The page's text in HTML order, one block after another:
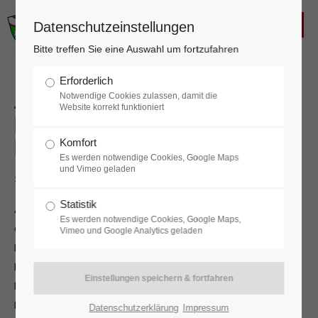
Login
Benutzername
Passwort
Anmelden
Jahreshauptversammlung der
Freiwilligen Feuerwehr
Kaltenleutgeben
30.01.2026 23:30
Am Freitag, den 30. Jänner, eröffnete BR Kurt Raitmar,
die Mitgliederversammlung der Freiwilligen Feuerwehr
Kaltenleutgeben im Feuerwehrhaus. Neben der Aktiv-,
Reserve- und Jugendmannschaft durften die
Ehrenmitglieder Altbürgermeister Josef Graf und
Ehrengäste Bürgermeisterin und Bundesrätin
Datenschutzeinstellungen
Bitte treffen Sie eine Auswahl um fortzufahren
Erforderlich
Notwendige Cookies zulassen, damit die
Website korrekt funktioniert
Komfort
Es werden notwendige Cookies, Google Maps
und Vimeo geladen
Statistik
Es werden notwendige Cookies, Google Maps,
Vimeo und Google Analytics geladen
Datenschutzerklärung Impressum
FREIWILLIGE FEUERWEHR
KALTENLEUTGEBEN